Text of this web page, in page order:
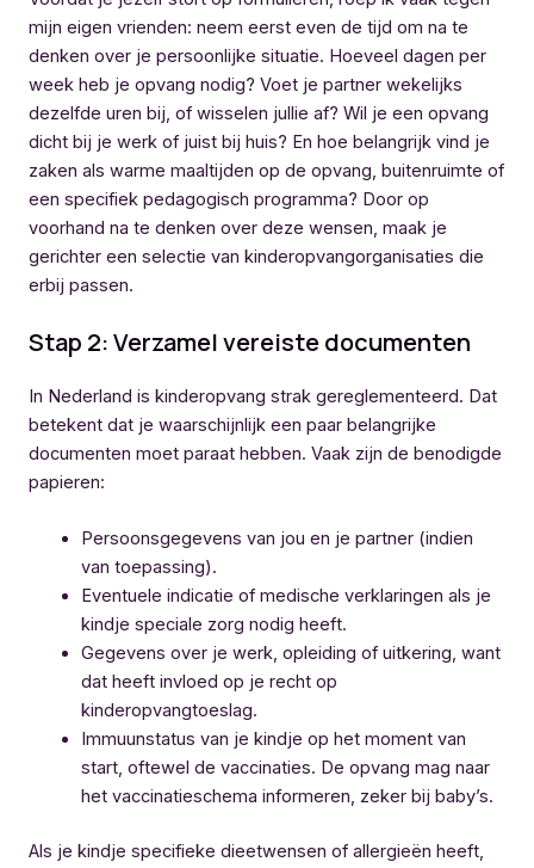
mijn eigen vrienden: neem eerst even de tijd om na te
denken over je persoonlijke situatie. Hoeveel dagen per
week heb je opvang nodig? Voet je partner wekelijks
dezelfde uren bij, of wisselen jullie af? Wil je een opvang
dicht bij je werk of juist bij huis? En hoe belangrijk vind je
zaken als warme maaltijden op de opvang, buitenruimte of
een specifiek pedagogisch programma? Door op
voorhand na te denken over deze wensen, maak je
gerichter een selectie van kinderopvangorganisaties die
erbij passen.
Stap 2: Verzamel vereiste documenten
In Nederland is kinderopvang strak gereglementeerd. Dat
betekent dat je waarschijnlijk een paar belangrijke
documenten moet paraat hebben. Vaak zijn de benodigde
papieren:
Persoonsgegevens van jou en je partner (indien
van toepassing).
Eventuele indicatie of medische verklaringen als je
kindje speciale zorg nodig heeft.
Gegevens over je werk, opleiding of uitkering, want
dat heeft invloed op je recht op
kinderopvangtoeslag.
Immuunstatus van je kindje op het moment van
start, oftewel de vaccinaties. De opvang mag naar
het vaccinatieschema informeren, zeker bij baby’s.
Als je kindje specifieke dieetwensen of allergieën heeft,